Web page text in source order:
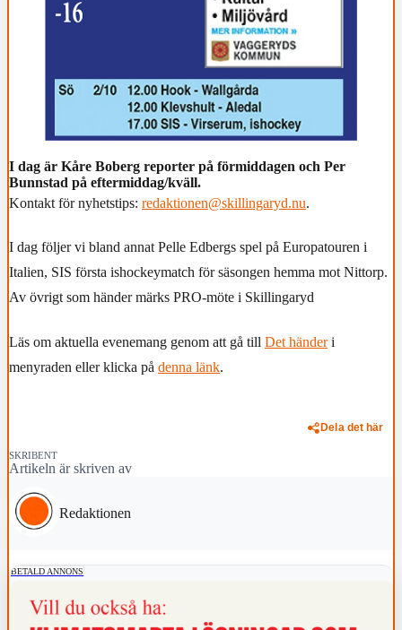
I dag är Kåre Boberg reporter på förmiddagen och Per
Bunnstad på eftermiddag/kväll.
Kontakt för nyhetstips: redaktionen@skillingaryd.nu.
I dag följer vi bland annat Pelle Edbergs spel på Europatouren i
Italien, SIS första ishockeymatch för säsongen hemma mot Nittorp.
Av övrigt som händer märks PRO-möte i Skillingaryd
Läs om aktuella evenemang genom att gå till Det händeri
menyraden eller klicka på denna länk.
Dela det här
SKRIBENT
Artikeln är skriven av
Redaktionen
BETALD ANNONS